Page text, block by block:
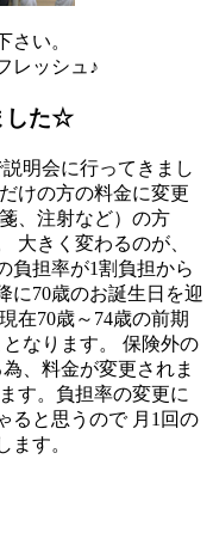
さい。
レッシュ♪
した☆
明会に行ってきまし
けの方の料金に変更
、注射など）の方
大きく変わるのが、
負担率が1割負担から
に70歳のお誕生日を迎
在70歳～74歳の前期
なります。 保険外の
、料金が変更されま
す。負担率の変更に
ると思うので 月1回の
ます。